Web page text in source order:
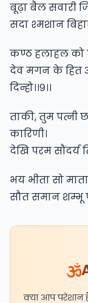
बूढ़ा बैल सवारी
सदा श्मशान
कण्ठ हलाहल को
देव मगन के हित
दिन्हो।।९।।
ताकी, तुम पत्नी
कारिणी।
देखि परम सौंदर्य
भय भीता सो
सौत समान शम्भू
क्या आप परेशान